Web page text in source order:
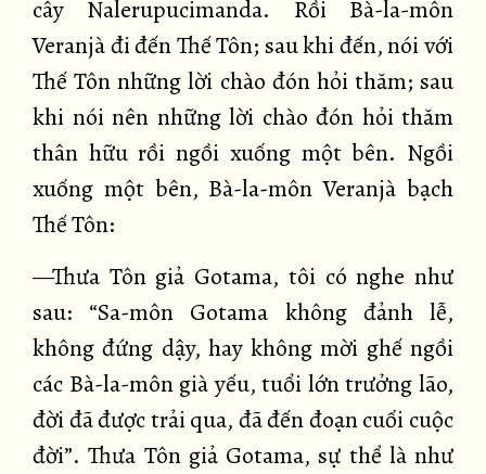
cây Nalerupucimanda. Rồi Bà-la-môn
Veranjà đi đến Thế Tôn; sau khi đến, nói với
Thế Tôn những lời chào đón hỏi thăm; sau
khi nói nên những lời chào đón hỏi thăm
thân hữu rồi ngồi xuống một bên. Ngồi
xuống một bên, Bà-la-môn Veranjà bạch
Thế Tôn:
—Thưa Tôn giả Gotama, tôi có nghe như
sau: “Sa-môn Gotama không đảnh lễ,
không đứng dậy, hay không mời ghế ngồi
các Bà-la-môn già yếu, tuổi lớn trưởng lão,
đời đã được trải qua, đã đến đoạn cuối cuộc
đời”. Thưa Tôn giả Gotama, sự thể là như